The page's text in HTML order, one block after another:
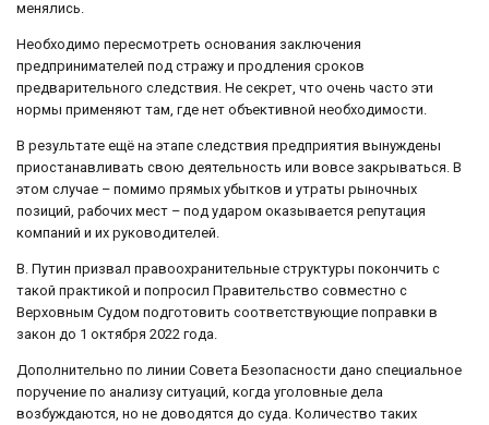
менялись.
Необходимо пересмотреть основания заключения
предпринимателей под стражу и продления сроков
предварительного следствия. Не секрет, что очень часто эти
нормы применяют там, где нет объективной необходимости.
В результате ещё на этапе следствия предприятия вынуждены
приостанавливать свою деятельность или вовсе закрываться. В
этом случае – помимо прямых убытков и утраты рыночных
позиций, рабочих мест – под ударом оказывается репутация
компаний и их руководителей.
В. Путин призвал правоохранительные структуры покончить с
такой практикой и попросил Правительство совместно с
Верховным Судом подготовить соответствующие поправки в
закон до 1 октября 2022 года.
Дополнительно по линии Совета Безопасности дано специальное
поручение по анализу ситуаций, когда уголовные дела
возбуждаются, но не доводятся до суда. Количество таких